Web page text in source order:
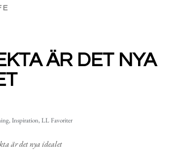
ÄR DET NYA
,Inspiration,LL Favoriter